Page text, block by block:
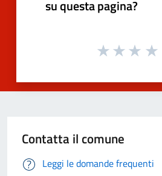
su questa pagina?
Contatta il comune
Leggi le domande frequenti